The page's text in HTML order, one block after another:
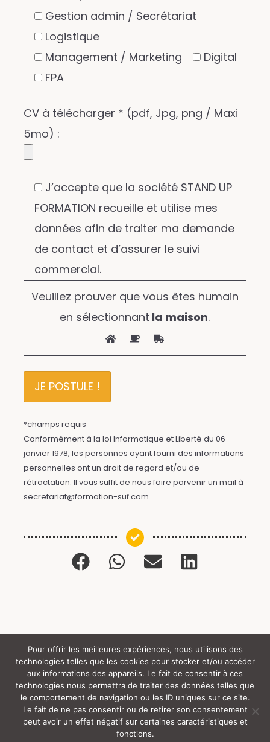
Gestion admin / Secrétariat
Logistique
Management / Marketing
Digital
FPA
CV à télécharger * (pdf, Jpg, png / Maxi
5mo) :
J’accepte que la société STAND UP
FORMATION recueille et utilise mes
données afin de traiter ma demande
de contact et d’assurer le suivi
commercial.
Veuillez prouver que vous êtes humain
en sélectionnant la maison.
*champs requis
Conformément à la loi Informatique et Liberté du 06
janvier 1978, les personnes ayant fourni des informations
personnelles ont un droit de regard et/ou de
rétractation. Il vous suffit de nous faire parvenir un mail à
secretariat@formation-suf.com
Tous droits réservés (c) SUF (y) 2024 |
Rgpd Mentions Légales
S’Inscrire
Certificat Qualiopi
Pour offrir les meilleures expériences, nous utilisons des
technologies telles que les cookies pour stocker et/ou accéder
aux informations des appareils. Le fait de consentir à ces
technologies nous permettra de traiter des données telles que
le comportement de navigation ou les ID uniques sur ce site.
Le fait de ne pas consentir ou de retirer son consentement
peut avoir un effet négatif sur certaines caractéristiques et
fonctions.